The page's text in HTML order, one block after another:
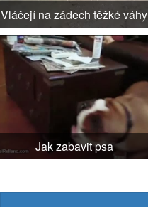
Vláčejí na zádech těžké váhy
Jak zabavit psa